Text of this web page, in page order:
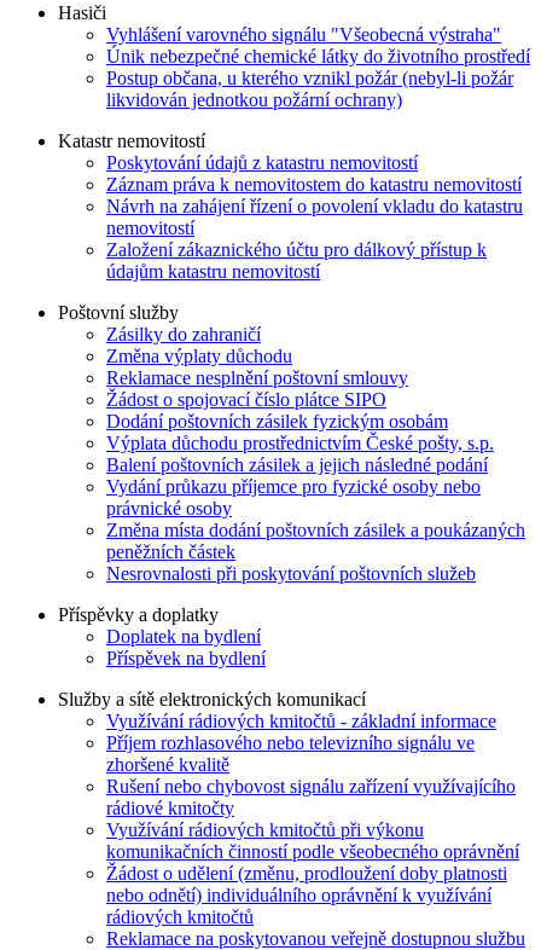
Hasiči
Vyhlášení varovného signálu "Všeobecná výstraha"
Únik nebezpečné chemické látky do životního prostředí
Postup občana, u kterého vznikl požár (nebyl-li požár
likvidován jednotkou požární ochrany)
Katastr nemovitostí
Poskytování údajů z katastru nemovitostí
Záznam práva k nemovitostem do katastru nemovitostí
Návrh na zahájení řízení o povolení vkladu do katastru
nemovitostí
Založení zákaznického účtu pro dálkový přístup k
údajům katastru nemovitostí
Poštovní služby
Zásilky do zahraničí
Změna výplaty důchodu
Reklamace nesplnění poštovní smlouvy
Žádost o spojovací číslo plátce SIPO
Dodání poštovních zásilek fyzickým osobám
Výplata důchodu prostřednictvím České pošty, s.p.
Balení poštovních zásilek a jejich následné podání
Vydání průkazu příjemce pro fyzické osoby nebo
právnické osoby
Změna místa dodání poštovních zásilek a poukázaných
peněžních částek
Nesrovnalosti při poskytování poštovních služeb
Příspěvky a doplatky
Doplatek na bydlení
Příspěvek na bydlení
Služby a sítě elektronických komunikací
Využívání rádiových kmitočtů - základní informace
Příjem rozhlasového nebo televizního signálu ve
zhoršené kvalitě
Rušení nebo chybovost signálu zařízení využívajícího
rádiové kmitočty
Využívání rádiových kmitočtů při výkonu
komunikačních činností podle všeobecného oprávnění
Žádost o udělení (změnu, prodloužení doby platnosti
nebo odnětí) individuálního oprávnění k využívání
rádiových kmitočtů
Reklamace na poskytovanou veřejně dostupnou službu